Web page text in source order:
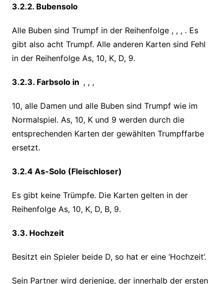
3.2.2. Bubensolo
Alle Buben sind Trumpf in der Reihenfolge , , , . Es
gibt also acht Trumpf. Alle anderen Karten sind Fehl
in der Reihenfolge As, 10, K, D, 9.
3.2.3. Farbsolo in , , ,
10, alle Damen und alle Buben sind Trumpf wie im
Normalspiel. As, 10, K und 9 werden durch die
entsprechenden Karten der gewählten Trumpffarbe
ersetzt.
3.2.4 As-Solo (Fleischloser)
Es gibt keine Trümpfe. Die Karten gelten in der
Reihenfolge As, 10, K, D, B, 9.
3.3. Hochzeit
Besitzt ein Spieler beide D, so hat er eine ‘Hochzeit’.
Sein Partner wird derjenige, der innerhalb der ersten